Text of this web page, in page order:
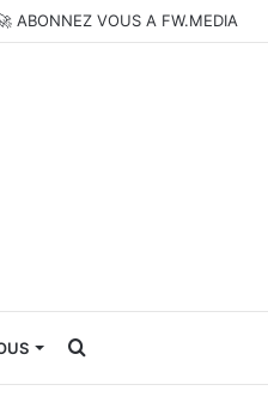
ABONNEZ VOUS A FW.MEDIA
Rechercher